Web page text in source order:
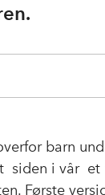
barn
siden i vår et
Første